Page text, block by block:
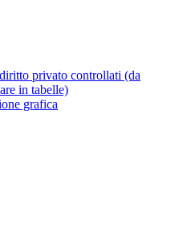
privato controllati (da
in tabelle)
grafica